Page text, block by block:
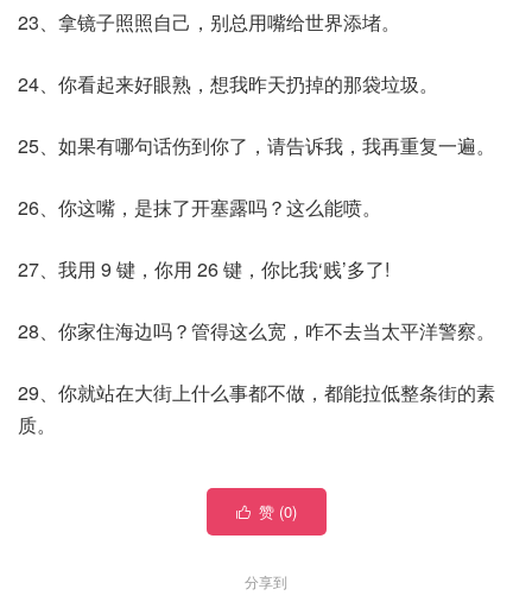
23、拿镜子照照自己，别总用嘴给世界添堵。
24、你看起来好眼熟，想我昨天扔掉的那袋垃圾。
25、如果有哪句话伤到你了，请告诉我，我再重复一遍。
26、你这嘴，是抹了开塞露吗？这么能喷。
27、我用 9 键，你用 26 键，你比我‘贱’多了!
28、你家住海边吗？管得这么宽，咋不去当太平洋警察。
29、你就站在大街上什么事都不做，都能拉低整条街的素
质。
 赞 (0)
分享到